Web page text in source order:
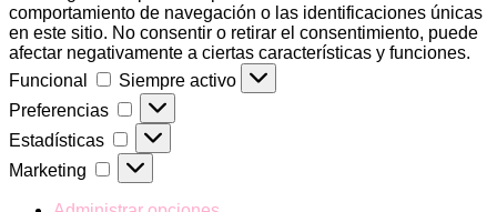
comportamiento de navegación o las identificaciones únicas
en este sitio. No consentir o retirar el consentimiento, puede
afectar negativamente a ciertas características y funciones.
Funcional
Funcional
Siempre activo
Preferencias
Preferencias
Estadísticas Estadísticas
Marketing Marketing